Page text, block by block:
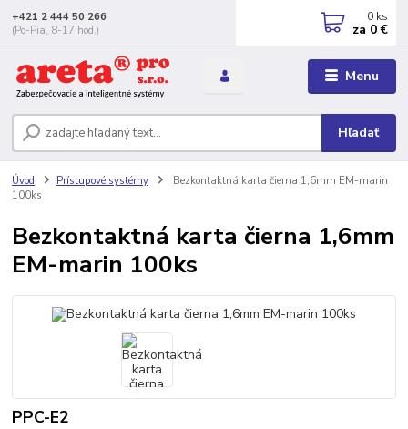
Menu
Hľadať
+421 2 444 50 266
(Po-Pia, 8-17 hod.)
0 ks
za 0 €
Úvod Prístupové systémy
Bezkontaktná karta čierna 1,6mm EM-marin
100ks
Bezkontaktná karta čierna 1,6mm
EM-marin 100ks
PPC-E2